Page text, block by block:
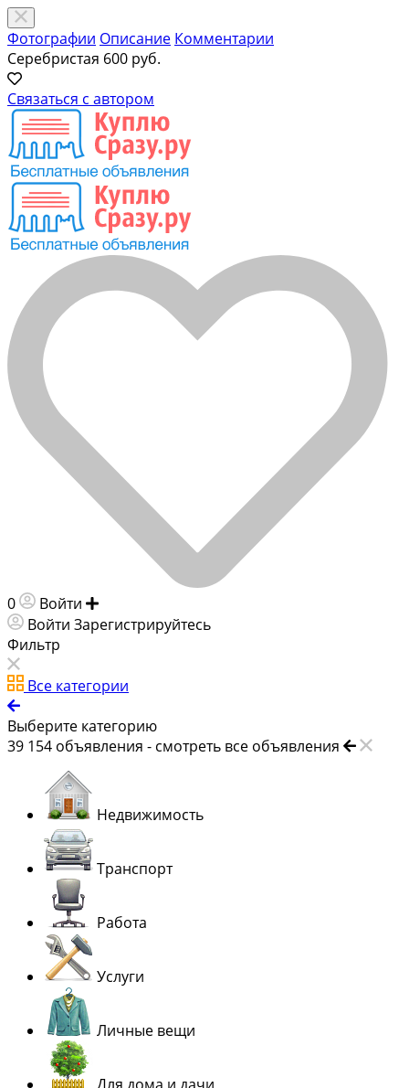
Фотографии Описание Комментарии
Серебристая 600 руб.
Связаться с автором
0 Войти
Войти Зарегистрируйтесь
Фильтр
Все категории
Выберите категорию
39 154 объявления - смотреть все объявления
Недвижимость
Транспорт
Работа
Услуги
Личные вещи